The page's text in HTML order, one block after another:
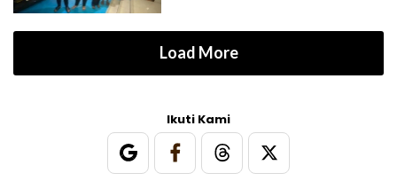
Load More
Ikuti Kami